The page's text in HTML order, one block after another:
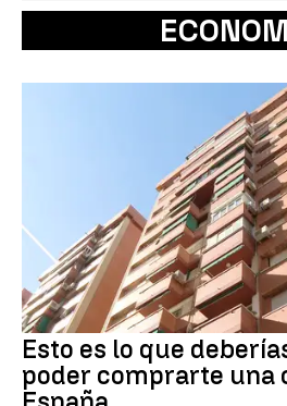
Esto es lo que
poder comprarte una